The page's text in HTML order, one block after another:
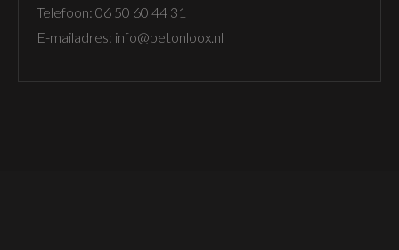
Telefoon: 06 50 60 44 31
E-mailadres: info@betonloox.nl